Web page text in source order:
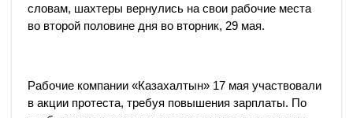
словам, шахтеры вернулись на свои рабочие места
во второй половине дня во вторник, 29 мая.
Рабочие компании «Казахалтын» 17 мая участвовали
в акции протеста, требуя повышения зарплаты. По